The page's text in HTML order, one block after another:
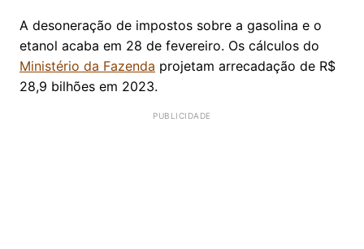
A desoneração de impostos sobre a gasolina e o
etanol acaba em 28 de fevereiro. Os cálculos do
Ministério da Fazenda projetam arrecadação de R$
28,9 bilhões em 2023.